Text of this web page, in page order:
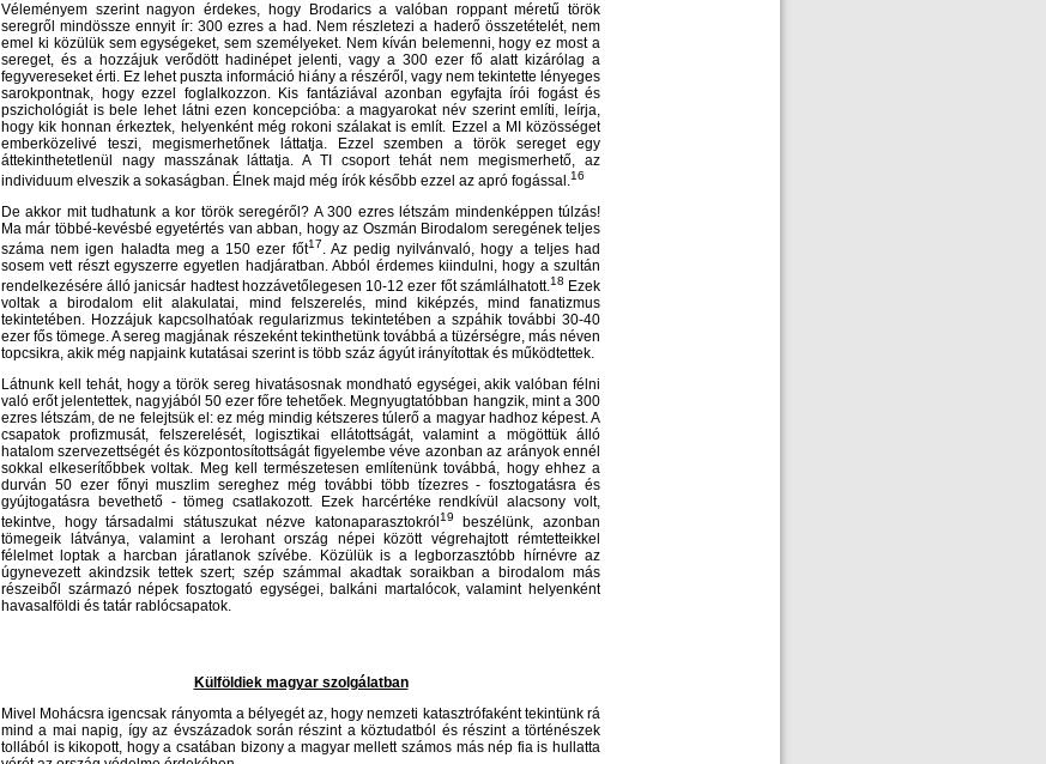
Véleményem szerint nagyon érdekes, hogy Brodarics a valóban roppant méretű török
seregről mindössze ennyit ír: 300 ezres a had. Nem részletezi a haderő összetételét, nem
emel ki közülük sem egységeket, sem személyeket. Nem kíván belemenni, hogy ez most a
sereget, és a hozzájuk verődött hadinépet jelenti, vagy a 300 ezer fő alatt kizárólag a
fegyvereseket érti. Ez lehet puszta információ hiány a részéről, vagy nem tekintette lényeges
sarokpontnak, hogy ezzel foglalkozzon. Kis fantáziával azonban egyfajta írói fogást és
pszichológiát is bele lehet látni ezen koncepcióba: a magyarokat név szerint említi, leírja,
hogy kik honnan érkeztek, helyenként még rokoni szálakat is említ. Ezzel a MI közösséget
emberközelivé teszi, megismerhetőnek láttatja. Ezzel szemben a török sereget egy
áttekinthetetlenül nagy masszának láttatja. A TI csoport tehát nem megismerhető, az
individuum elveszik a sokaságban. Élnek majd még írók később ezzel az apró fogással.16
De akkor mit tudhatunk a kor török seregéről? A 300 ezres létszám mindenképpen túlzás!
Ma már többé-kevésbé egyetértés van abban, hogy az Oszmán Birodalom seregének teljes
száma nem igen haladta meg a 150 ezer főt17. Az pedig nyilvánvaló, hogy a teljes had
sosem vett részt egyszerre egyetlen hadjáratban. Abból érdemes kiindulni, hogy a szultán
rendelkezésére álló janicsár hadtest hozzávetőlegesen 10-12 ezer főt számlálhatott.18 Ezek
voltak a birodalom elit alakulatai, mind felszerelés, mind kiképzés, mind fanatizmus
tekintetében. Hozzájuk kapcsolhatóak regularizmus tekintetében a szpáhik további 30-40
ezer fős tömege. A sereg magjának részeként tekinthetünk továbbá a tüzérségre, más néven
topcsikra, akik még napjaink kutatásai szerint is több száz ágyút irányítottak és működtettek.
Látnunk kell tehát, hogy a török sereg hivatásosnak mondható egységei, akik valóban félni
való erőt jelentettek, nagyjából 50 ezer főre tehetőek. Megnyugtatóbban hangzik, mint a 300
ezres létszám, de ne felejtsük el: ez még mindig kétszeres túlerő a magyar hadhoz képest. A
csapatok profizmusát, felszerelését, logisztikai ellátottságát, valamint a mögöttük álló
hatalom szervezettségét és központosítottságát figyelembe véve azonban az arányok ennél
sokkal elkeserítőbbek voltak. Meg kell természetesen említenünk továbbá, hogy ehhez a
durván 50 ezer főnyi muszlim sereghez még további több tízezres - fosztogatásra és
gyújtogatásra bevethető - tömeg csatlakozott. Ezek harcértéke rendkívül alacsony volt,
tekintve, hogy társadalmi státuszukat nézve katonaparasztokról 19
beszélünk, azonban
tömegeik látványa, valamint a lerohant ország népei között végrehajtott rémtetteikkel
félelmet loptak a harcban járatlanok szívébe. Közülük is a legborzasztóbb hírnévre az
úgynevezett akindzsik tettek szert; szép számmal akadtak soraikban a birodalom más
részeiből származó népek fosztogató egységei, balkáni martalócok, valamint helyenként
havasalföldi és tatár rablócsapatok.
Külföldiek magyar szolgálatban
Mivel Mohácsra igencsak rányomta a bélyegét az, hogy nemzeti katasztrófaként tekintünk rá
mind a mai napig, így az évszázadok során részint a köztudatból és részint a történészek
tollából is kikopott, hogy a csatában bizony a magyar mellett számos más nép fia is hullatta